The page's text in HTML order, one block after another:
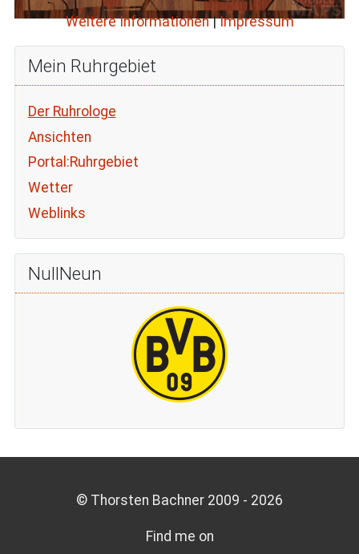
Mein Ruhrgebiet
Der Ruhrologe
Ansichten
Portal:Ruhrgebiet
Wetter
Weblinks
NullNeun
© Thorsten Bachner 2009 - 2026
Find me on
Weitere Informationen|Impressum